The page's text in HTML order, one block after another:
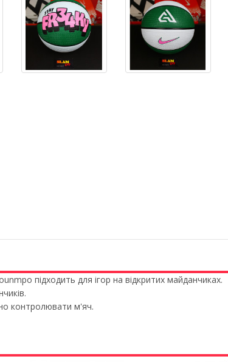
підходить для ігор на відкритих майданчиках.
контролювати м'яч.